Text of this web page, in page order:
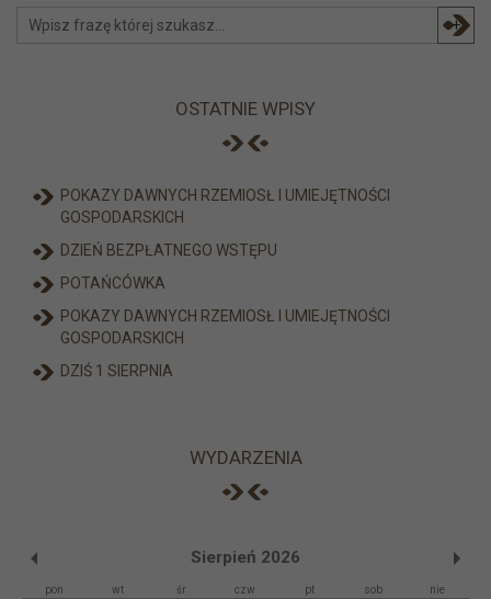
+
OSTATNIE WPISY
POKAZY DAWNYCH RZEMIOSŁ I UMIEJĘTNOŚCI
GOSPODARSKICH
DZIEŃ BEZPŁATNEGO WSTĘPU
POTAŃCÓWKA
POKAZY DAWNYCH RZEMIOSŁ I UMIEJĘTNOŚCI
GOSPODARSKICH
DZIŚ 1 SIERPNIA
WYDARZENIA
Sierpień 2026
pon wt śr czw pt sob nie